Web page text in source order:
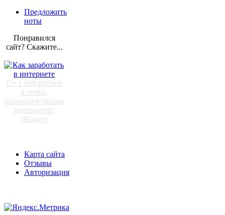
Предложить
ноты
Понравился
сайт? Скажите...
От 1 600 рублей
в сутки,
используя только
компьютер!
(Видео)
Карта сайта
Отзывы
Авторизация